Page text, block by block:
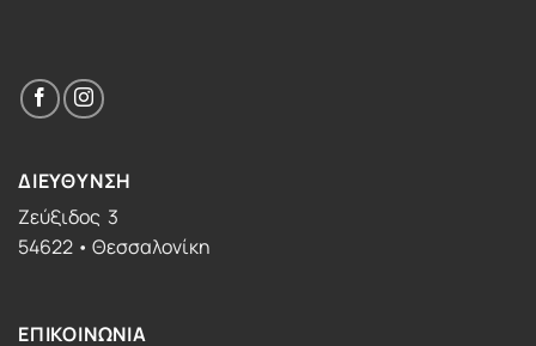
ΔΙΕΥΘΥΝΣΗ
Ζεύξιδος 3
54622 • Θεσσαλονίκη
ΕΠΙΚΟΙΝΩΝΙΑ